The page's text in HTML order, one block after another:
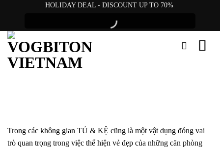
content
HOLIDAY DEAL - DISCOUNT UP TO 70%
Trong các không gian TỦ & KỆ cũng là một vật dụng đóng vai
trò quan trọng trong việc thể hiện vẻ đẹp của những căn phòng